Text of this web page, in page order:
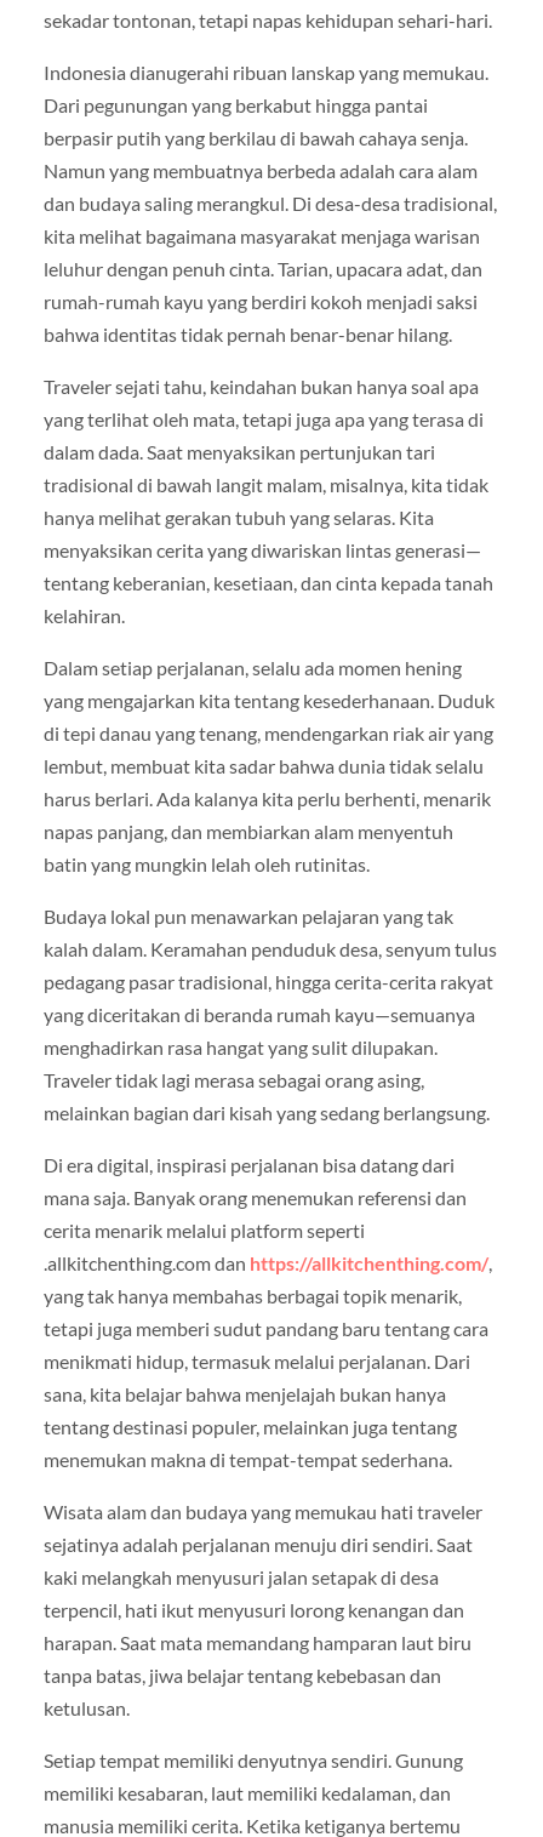
sekadar tontonan, tetapi napas kehidupan sehari-hari.
Indonesia dianugerahi ribuan lanskap yang memukau.
Dari pegunungan yang berkabut hingga pantai
berpasir putih yang berkilau di bawah cahaya senja.
Namun yang membuatnya berbeda adalah cara alam
dan budaya saling merangkul. Di desa-desa tradisional,
kita melihat bagaimana masyarakat menjaga warisan
leluhur dengan penuh cinta. Tarian, upacara adat, dan
rumah-rumah kayu yang berdiri kokoh menjadi saksi
bahwa identitas tidak pernah benar-benar hilang.
Traveler sejati tahu, keindahan bukan hanya soal apa
yang terlihat oleh mata, tetapi juga apa yang terasa di
dalam dada. Saat menyaksikan pertunjukan tari
tradisional di bawah langit malam, misalnya, kita tidak
hanya melihat gerakan tubuh yang selaras. Kita
menyaksikan cerita yang diwariskan lintas generasi—
tentang keberanian, kesetiaan, dan cinta kepada tanah
kelahiran.
Dalam setiap perjalanan, selalu ada momen hening
yang mengajarkan kita tentang kesederhanaan. Duduk
di tepi danau yang tenang, mendengarkan riak air yang
lembut, membuat kita sadar bahwa dunia tidak selalu
harus berlari. Ada kalanya kita perlu berhenti, menarik
napas panjang, dan membiarkan alam menyentuh
batin yang mungkin lelah oleh rutinitas.
Budaya lokal pun menawarkan pelajaran yang tak
kalah dalam. Keramahan penduduk desa, senyum tulus
pedagang pasar tradisional, hingga cerita-cerita rakyat
yang diceritakan di beranda rumah kayu—semuanya
menghadirkan rasa hangat yang sulit dilupakan.
Traveler tidak lagi merasa sebagai orang asing,
melainkan bagian dari kisah yang sedang berlangsung.
Di era digital, inspirasi perjalanan bisa datang dari
mana saja. Banyak orang menemukan referensi dan
cerita menarik melalui platform seperti
.allkitchenthing.com dan https://allkitchenthing.com/,
yang tak hanya membahas berbagai topik menarik,
tetapi juga memberi sudut pandang baru tentang cara
menikmati hidup, termasuk melalui perjalanan. Dari
sana, kita belajar bahwa menjelajah bukan hanya
tentang destinasi populer, melainkan juga tentang
menemukan makna di tempat-tempat sederhana.
Wisata alam dan budaya yang memukau hati traveler
sejatinya adalah perjalanan menuju diri sendiri. Saat
kaki melangkah menyusuri jalan setapak di desa
terpencil, hati ikut menyusuri lorong kenangan dan
harapan. Saat mata memandang hamparan laut biru
tanpa batas, jiwa belajar tentang kebebasan dan
ketulusan.
Setiap tempat memiliki denyutnya sendiri. Gunung
memiliki kesabaran, laut memiliki kedalaman, dan
manusia memiliki cerita. Ketika ketiganya bertemu